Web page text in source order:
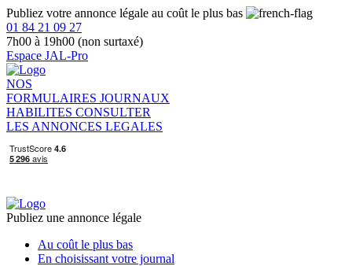
Publiez votre annonce légale au coût le plus bas
01 84 21 09 27
7h00 à 19h00 (non surtaxé)
Espace JAL-Pro
NOS
FORMULAIRES JOURNAUX
HABILITES CONSULTER
LES ANNONCES LEGALES
Publiez une annonce légale
Au coût le plus bas
En choisissant votre journal